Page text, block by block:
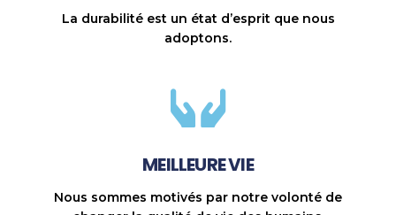
La durabilité est un état d’esprit que nous
adoptons.
MEILLEURE VIE
Nous sommes motivés par notre volonté de